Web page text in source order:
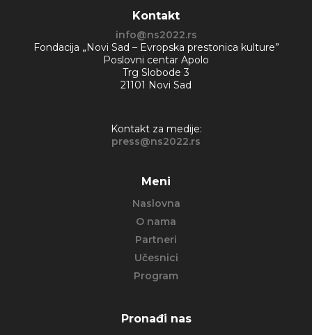
Kontakt
info@ns2022.rs
Fondacija „Novi Sad – Evropska prestonica kulture”
Poslovni centar Apolo
Trg Slobode 3
21101 Novi Sad
Kontakt za medije:
press@ns2022.rs
Meni
Naslovna
O nama
Partneri
Učesnici
Program
Pronađi nas